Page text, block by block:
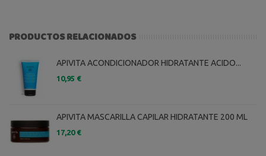
PRODUCTOS RELACIONADOS
APIVITA ACONDICIONADOR HIDRATANTE ACIDO...
10,95 €
APIVITA MASCARILLA CAPILAR HIDRATANTE 200 ML
17,20 €